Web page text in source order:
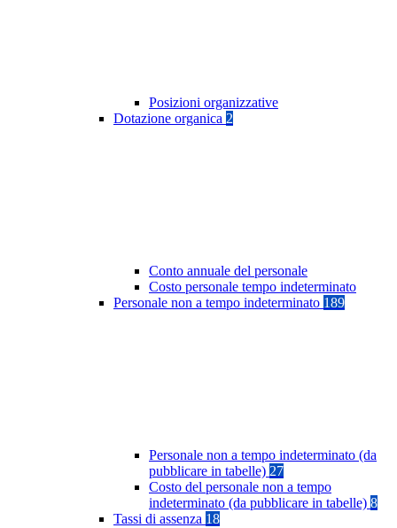
Posizioni organizzative
Dotazione organica 2
Conto annuale del personale
Costo personale tempo indeterminato
Personale non a tempo indeterminato 189
Personale non a tempo indeterminato (da
pubblicare in tabelle) 27
Costo del personale non a tempo
indeterminato (da pubblicare in tabelle) 8
Tassi di assenza 18